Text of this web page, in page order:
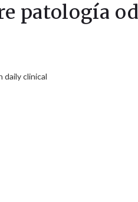
patología
daily clinical